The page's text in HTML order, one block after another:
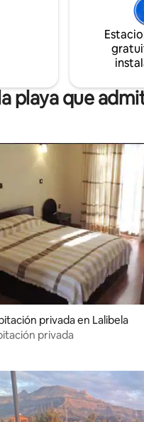
playa que
privada en Lalibela
privada